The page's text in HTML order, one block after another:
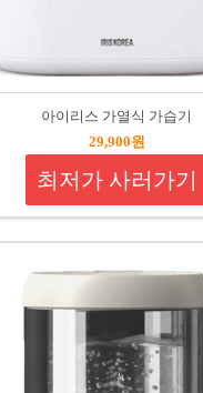
아이리스 가열식 가습기
29,900원
최저가 사러가기